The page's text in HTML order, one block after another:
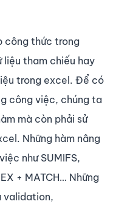
công thức trong
liệu tham chiếu hay
trong excel. Để có
công việc, chúng ta
mà còn phải sử
Những hàm nâng
như SUMIFS,
+ MATCH… Những
validation,